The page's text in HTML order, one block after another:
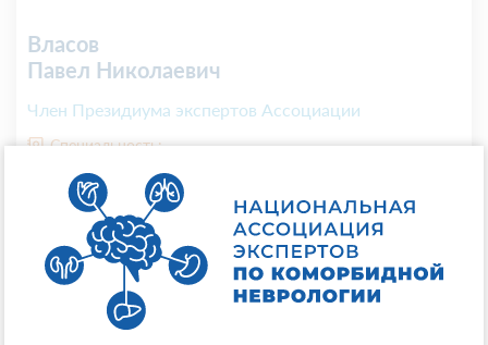
Власов
Павел Николаевич
Член Президиума экспертов Ассоциации
Специальность:
Неврология
Регалии:
Доктор медицинских наук, профессор
Место работы:
ФГБОУ ВО «Российский университет медицины»
Минздрава России